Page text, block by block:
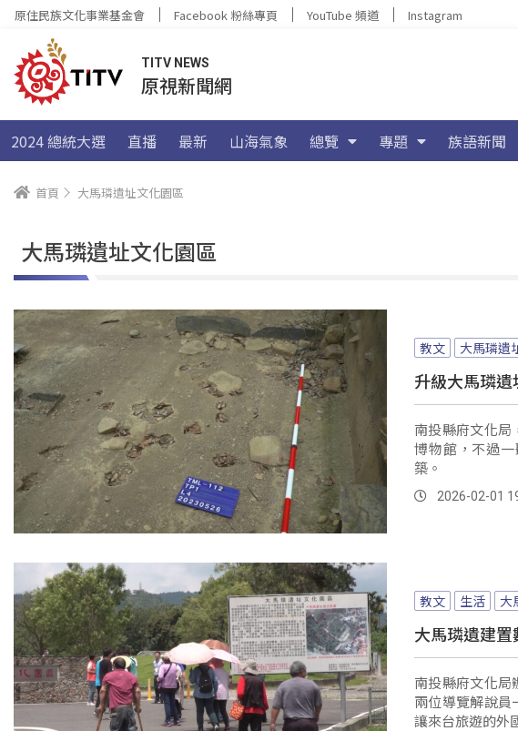
原住民族文化事業基金會 Facebook 粉絲專頁 YouTube 頻道 Instagram
TITV NEWS
原視新聞網
2024 總統大選 直播 最新 山海氣象 總覽 專題 族語新聞
首頁 大馬璘遺址文化園區
大馬璘遺址文化園區
教文 大馬璘遺
升級大馬璘
南投縣府文化局
博物館，不過
築。
2026-02-01
教文 生活 大
大馬璘遺建
南投縣府文化局
兩位導覽解說員
讓來台旅遊的外